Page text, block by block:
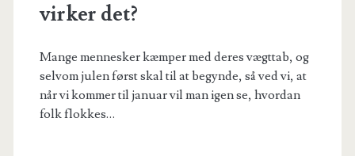
virker det?
Mange mennesker kæmper med deres vægttab, og
selvom julen først skal til at begynde, så ved vi, at
når vi kommer til januar vil man igen se, hvordan
folk flokkes…